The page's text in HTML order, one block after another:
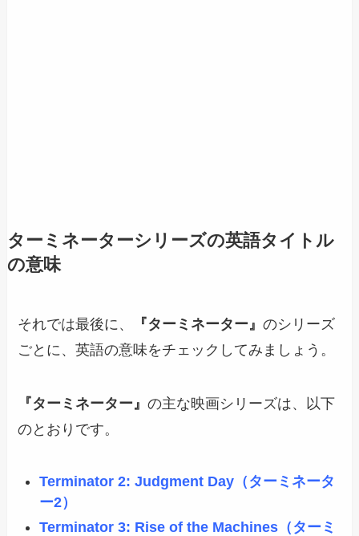
ターミネーターシリーズの英語タイトル
の意味
それでは最後に、 『ターミネーター』のシリーズ
ごとに、英語の意味をチェックしてみましょう。
『ターミネーター』の主な映画シリーズは、以下
のとおりです。
Terminator 2: Judgment Day（ターミネータ
ー2）
Terminator 3: Rise of the Machines（ターミ